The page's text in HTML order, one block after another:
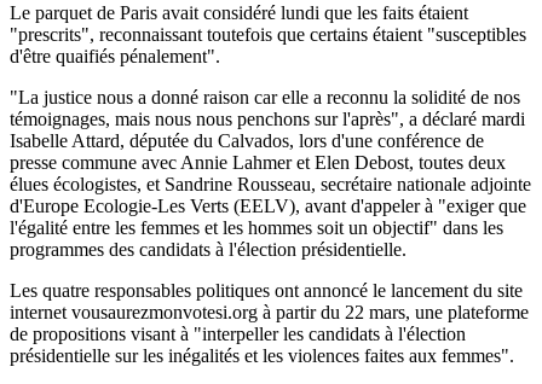
Le parquet de Paris avait considéré lundi que les faits étaient
"prescrits", reconnaissant toutefois que certains étaient "susceptibles
d'être quaifiés pénalement".
"La justice nous a donné raison car elle a reconnu la solidité de nos
témoignages, mais nous nous penchons sur l'après", a déclaré mardi
Isabelle Attard, députée du Calvados, lors d'une conférence de
presse commune avec Annie Lahmer et Elen Debost, toutes deux
élues écologistes, et Sandrine Rousseau, secrétaire nationale adjointe
d'Europe Ecologie-Les Verts (EELV), avant d'appeler à "exiger que
l'égalité entre les femmes et les hommes soit un objectif" dans les
programmes des candidats à l'élection présidentielle.
Les quatre responsables politiques ont annoncé le lancement du site
internet vousaurezmonvotesi.org à partir du 22 mars, une plateforme
de propositions visant à "interpeller les candidats à l'élection
présidentielle sur les inégalités et les violences faites aux femmes".